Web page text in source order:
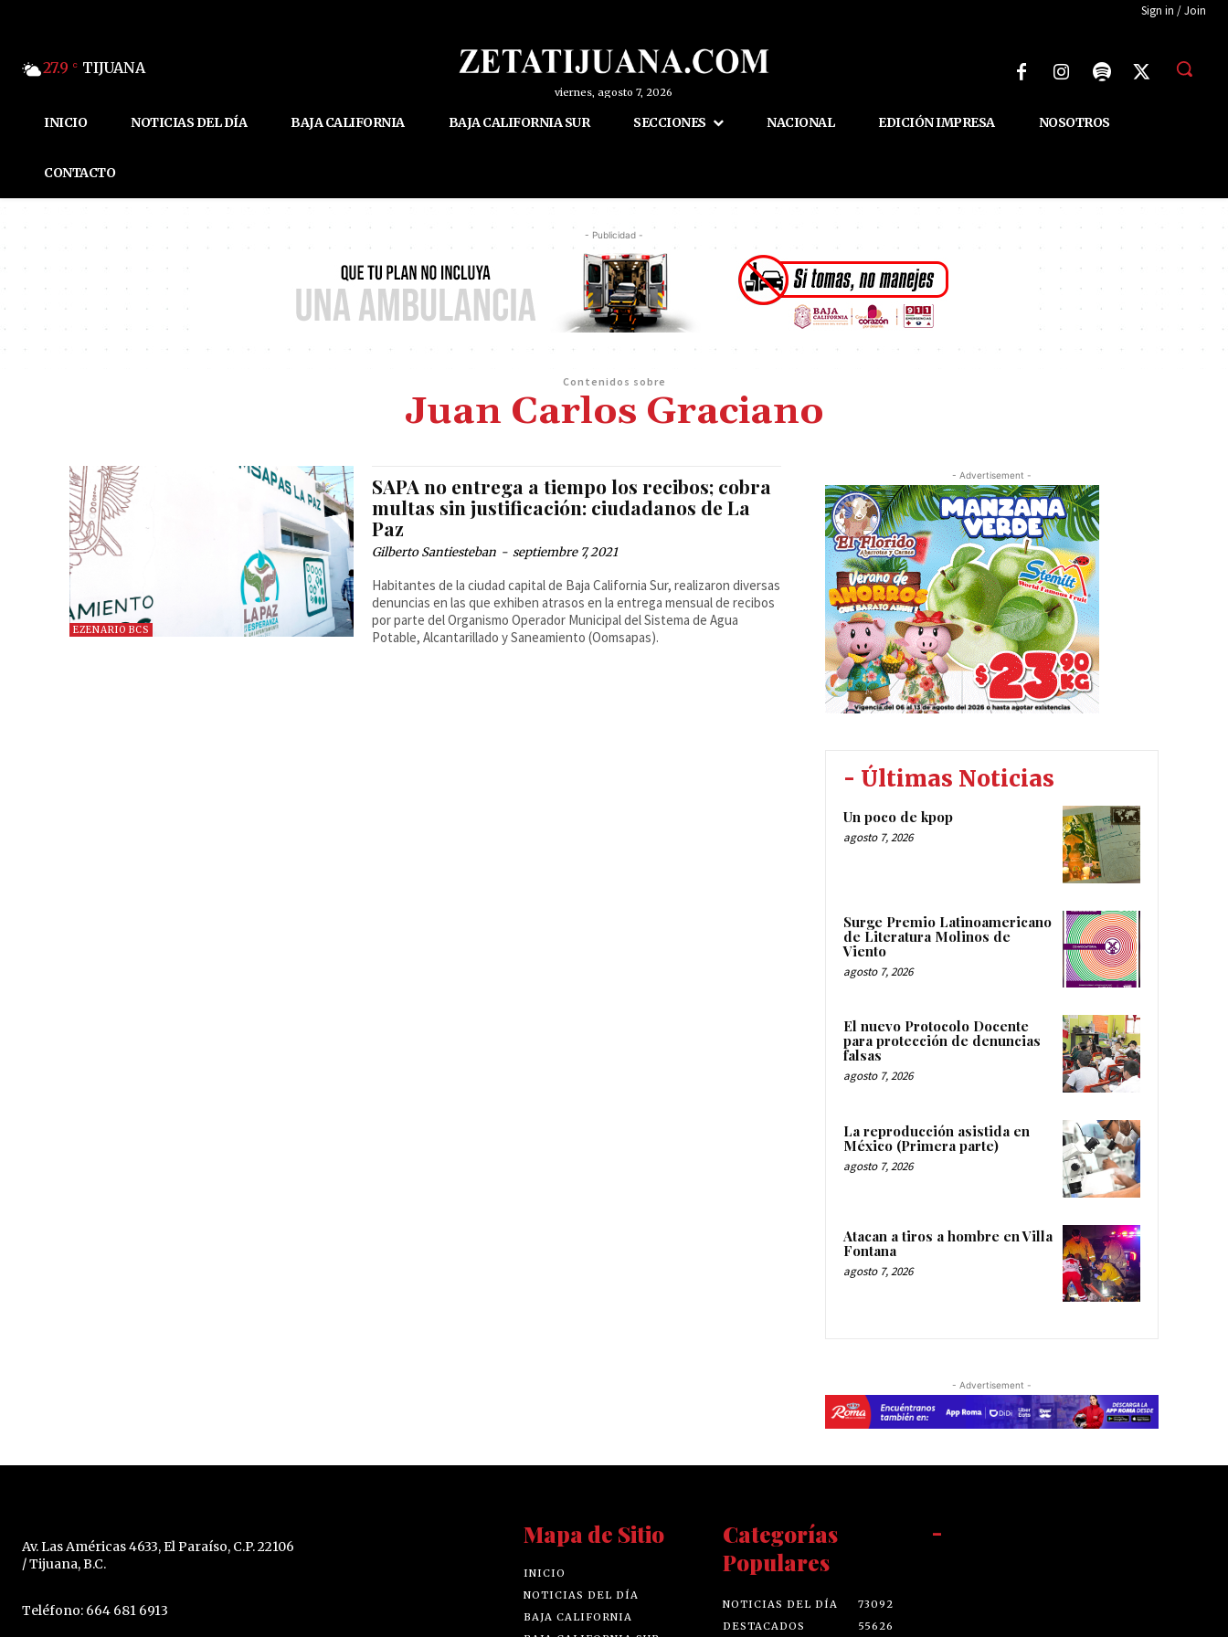
Sign in / Join
27.9 C TIJUANA
viernes, agosto 7, 2026
INICIO NOTICIAS DEL DÍA BAJA CALIFORNIA BAJA CALIFORNIA SUR SECCIONES NACIONAL EDICIÓN IMPRESA NOSOTROS
CONTACTO
- Publicidad -
Contenidos sobre
Juan Carlos Graciano
EZENARIO BCS
SAPA no entrega a tiempo los recibos; cobra
multas sin justificación: ciudadanos de La
Paz
Gilberto Santiesteban - septiembre 7, 2021
Habitantes de la ciudad capital de Baja California Sur, realizaron diversas
denuncias en las que exhiben atrasos en la entrega mensual de recibos
por parte del Organismo Operador Municipal del Sistema de Agua
Potable, Alcantarillado y Saneamiento (Oomsapas).
- Advertisement -
- Últimas Noticias
Un poco de kpop
agosto 7, 2026
Surge Premio Latinoamericano
de Literatura Molinos de
Viento
agosto 7, 2026
El nuevo Protocolo Docente
para protección de denuncias
falsas
agosto 7, 2026
La reproducción asistida en
México (Primera parte)
agosto 7, 2026
Atacan a tiros a hombre en Villa
Fontana
agosto 7, 2026
- Advertisement -
Av. Las Américas 4633, El Paraíso, C.P. 22106
/ Tijuana, B.C.
Teléfono: 664 681 6913
Mapa de Sitio
INICIO
NOTICIAS DEL DÍA
BAJA CALIFORNIA
Categorías
Populares
NOTICIAS DEL DÍA
73092
DESTACADOS
55626
-